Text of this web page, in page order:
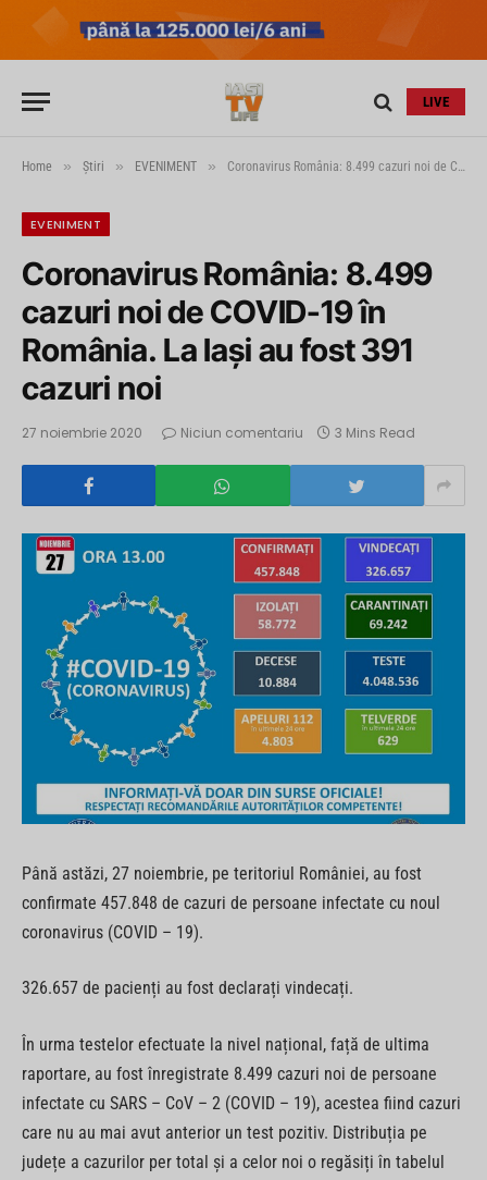
LIVE
Home » Știri » EVENIMENT » Coronavirus România: 8.499 cazuri noi de COVID-19 în România. La Iași au fost 391 cazuri noi
EVENIMENT
Coronavirus România: 8.499
cazuri noi de COVID-19 în
România. La Iași au fost 391
cazuri noi
27 noiembrie 2020 Niciun comentariu 3 Mins Read
Până astăzi, 27 noiembrie, pe teritoriul României, au fost
confirmate 457.848 de cazuri de persoane infectate cu noul
coronavirus (COVID – 19).
326.657 de pacienți au fost declarați vindecați.
În urma testelor efectuate la nivel național, față de ultima
raportare, au fost înregistrate 8.499 cazuri noi de persoane
infectate cu SARS – CoV – 2 (COVID – 19), acestea fiind cazuri
care nu au mai avut anterior un test pozitiv. Distribuția pe
județe a cazurilor per total și a celor noi o regăsiți în tabelul